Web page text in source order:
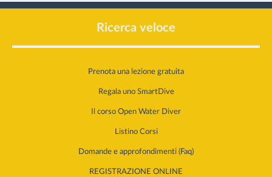
Ricerca veloce
Prenota una lezione gratuita
Regala uno SmartDive
Il corso Open Water Diver
Listino Corsi
Domande e approfondimenti (Faq)
REGISTRAZIONE ONLINE